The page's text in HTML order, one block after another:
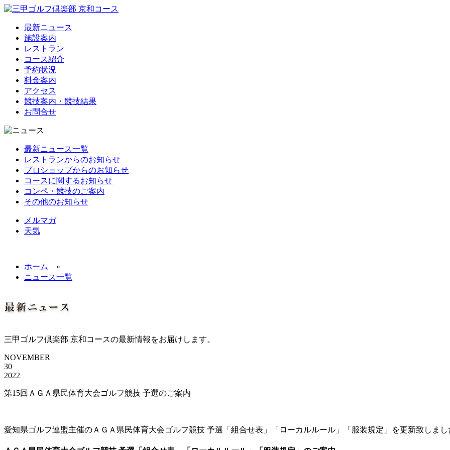
最新ニュース
施設案内
レストラン
コース紹介
予約状況
料金案内
アクセス
競技案内・競技結果
お問合せ
最新ニュース一覧
レストランからのお知らせ
プロショップからのお知らせ
コースに関するお知らせ
コンペ・競技のご案内
その他のお知らせ
メルマガ
天気
ホーム
»
ニュース一覧
三甲ゴルフ倶楽部 京和コースの最新情報をお届けします。
NOVEMBER
30
2022
第15回ＡＧＡ県民体育大会ゴルフ競技 予選のご案内
愛知県ゴルフ連盟主催のＡＧＡ県民体育大会ゴルフ競技 予選「組合せ表」「ローカルルール」「服装規定」を更新致しまし